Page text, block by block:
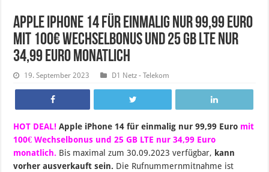
Apple iPhone 14 für einmalig nur 99,99 Euro
mit 100€ Wechselbonus und 25 GB LTE nur
34,99 Euro monatlich
19. September 2023 D1 Netz - Telekom
HOT DEAL! Apple iPhone 14 für einmalig nur 99,99 Euro mit
100€ Wechselbonus und 25 GB LTE nur 34,99 Euro
monatlich. Bis maximal zum 30.09.2023 verfügbar, kann
vorher ausverkauft sein. Die Rufnummernmitnahme ist